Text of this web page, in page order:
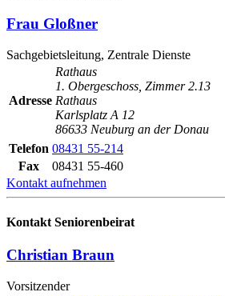
Frau Gloßner
Sachgebietsleitung, Zentrale Dienste
Adresse
Rathaus
1. Obergeschoss, Zimmer 2.13
Rathaus
Karlsplatz A 12
86633 Neuburg an der Donau
Telefon 08431 55-214
Fax
08431 55-460
Kontakt aufnehmen
Kontakt Seniorenbeirat
Christian Braun
Vorsitzender